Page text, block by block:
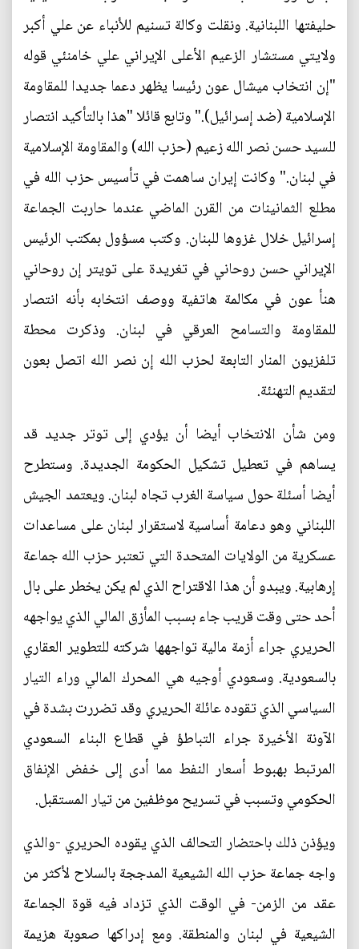
حليفتها اللبنانية. ونقلت وكالة تسنيم للأنباء عن علي أكبر
ولايتي مستشار الزعيم الأعلى الإيراني علي خامنئي قوله
"إن انتخاب ميشال عون رئيسا يظهر دعما جديدا للمقاومة
الإسلامية (ضد إسرائيل)." وتابع قائلا "هذا بالتأكيد انتصار
للسيد حسن نصر الله زعيم (حزب الله) والمقاومة الإسلامية
في لبنان." وكانت إيران ساهمت في تأسيس حزب الله في
مطلع الثمانينات من القرن الماضي عندما حاربت الجماعة
إسرائيل خلال غزوها للبنان. وكتب مسؤول بمكتب الرئيس
الإيراني حسن روحاني في تغريدة على تويتر إن روحاني
هنأ عون في مكالمة هاتفية ووصف انتخابه بأنه انتصار
للمقاومة والتسامح العرقي في لبنان. وذكرت محطة
تلفزيون المنار التابعة لحزب الله إن نصر الله اتصل بعون
لتقديم التهنئة.
ومن شأن الانتخاب أيضا أن يؤدي إلى توتر جديد قد
يساهم في تعطيل تشكيل الحكومة الجديدة. وستطرح
أيضا أسئلة حول سياسة الغرب تجاه لبنان. ويعتمد الجيش
اللبناني وهو دعامة أساسية لاستقرار لبنان على مساعدات
عسكرية من الولايات المتحدة التي تعتبر حزب الله جماعة
إرهابية. ويبدو أن هذا الاقتراح الذي لم يكن يخطر على بال
أحد حتى وقت قريب جاء بسبب المأزق المالي الذي يواجهه
الحريري جراء أزمة مالية تواجهها شركته للتطوير العقاري
بالسعودية. وسعودي أوجيه هي المحرك المالي وراء التيار
السياسي الذي تقوده عائلة الحريري وقد تضررت بشدة في
الآونة الأخيرة جراء التباطؤ في قطاع البناء السعودي
المرتبط بهبوط أسعار النفط مما أدى إلى خفض الإنفاق
الحكومي وتسبب في تسريح موظفين من تيار المستقبل.
ويؤذن ذلك باحتضار التحالف الذي يقوده الحريري -والذي
واجه جماعة حزب الله الشيعية المدججة بالسلاح لأكثر من
عقد من الزمن- في الوقت الذي تزداد فيه قوة الجماعة
الشيعية في لبنان والمنطقة. ومع إدراكها صعوبة هزيمة